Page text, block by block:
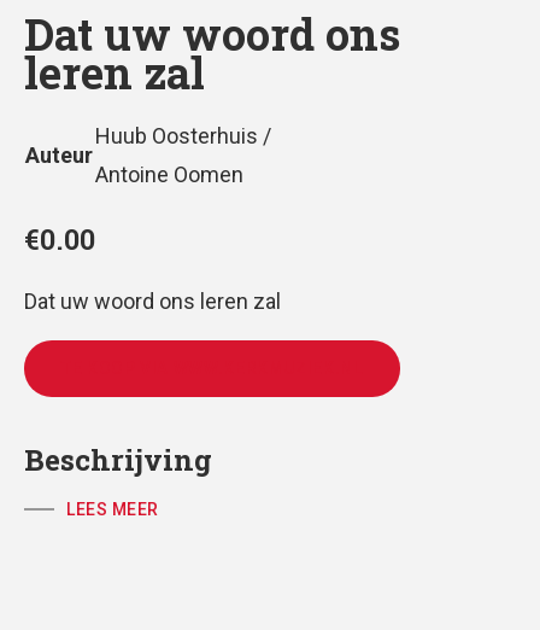
Dat uw woord ons
leren zal
Auteur
Huub Oosterhuis /
Antoine Oomen
€0.00
Dat uw woord ons leren zal
Beschrijving
LEES MEER